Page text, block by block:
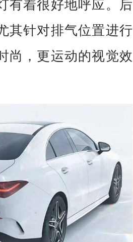
其针对排气位置进行
尚，更运动的视觉效